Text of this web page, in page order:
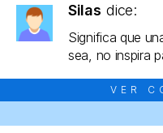
Silas dice:
Significa que
sea, no inspira
VER